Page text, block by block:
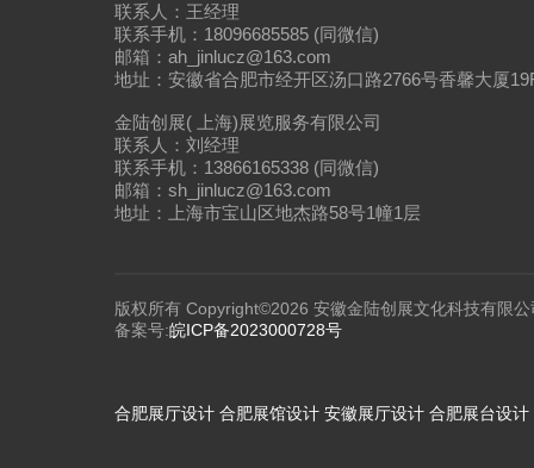
联系人：王经理
联系手机：18096685585 (同微信)
邮箱：ah_jinlucz@163.com
地址：安徽省合肥市经开区汤口路2766号香馨大厦
金陆创展( 上海)展览服务有限公司
联系人：刘经理
联系手机：13866165338 (同微信)
邮箱：sh_jinlucz@163.com
地址：上海市宝山区地杰路58号1幢1层
版权所有 Copyright©2026 安徽金陆创展文化科技有限公
备案号:皖ICP备2023000728号
合肥展厅设计 合肥展馆设计 安徽展厅设计 合肥展台设计